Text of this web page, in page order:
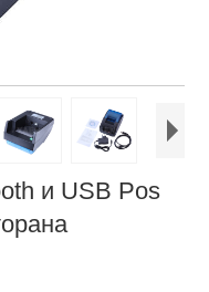
и USB Pos